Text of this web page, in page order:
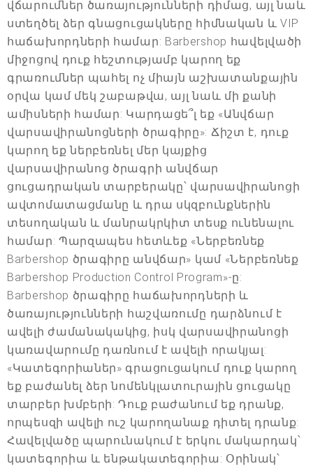
վճարումներ ծառայությունների դիմաց, այլ նաև
ստեղծել ձեր գնացուցակները հիմնական և VIP
հաճախորդների համար: Barbershop հավելվածի
միջոցով դուք հեշտությամբ կարող եք
գրառումներ պահել ոչ միայն աշխատանքային
օրվա կամ մեկ շաբաթվա, այլ նաև մի քանի
ամիսների համար: Կարդացե՞լ եք «Անվճար
վարսավիրանոցների ծրագիրը»: Ճիշտ է, դուք
կարող եք ներբեռնել մեր կայքից
վարսավիրանոց ծրագրի անվճար
ցուցադրական տարբերակը՝ վարսավիրանոցի
ավտոմատացմանը և դրա սկզբունքներին
տեսողական և մանրակրկիտ տեսք ունենալու
համար: Պարզապես հետևեք «Ներբեռնեք
Barbershop ծրագիրը անվճար» կամ «Ներբեռնեք
Barbershop Production Control Program»-ը:
Barbershop ծրագիրը հաճախորդների և
ծառայությունների հաշվառումը դարձնում է
ավելի ժամանակակից, իսկ վարսավիրանոցի
կառավարումը դառնում է ավելի որակյալ:
«Կատեգորիաներ» գրացուցակում դուք կարող
եք բաժանել ձեր նոմենկլատուրային ցուցակը
տարբեր խմբերի: Դուք բաժանում եք դրանք,
որպեսզի ավելի ուշ կարողանաք դիտել դրանք:
Հավելվածը պարունակում է երկու մակարդակ՝
կատեգորիա և ենթակատեգորիա: Օրինակ՝